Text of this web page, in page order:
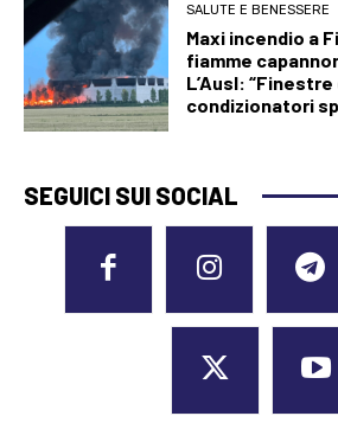
SALUTE E BENESSERE
Maxi incendio a
fiamme
L’Ausl:
condizionatori
SEGUICI SUI SOCIAL